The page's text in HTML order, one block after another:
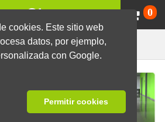
cookies. Este sitio web
datos, por ejemplo,
con Google.
Permitir cookies
0
Chapas